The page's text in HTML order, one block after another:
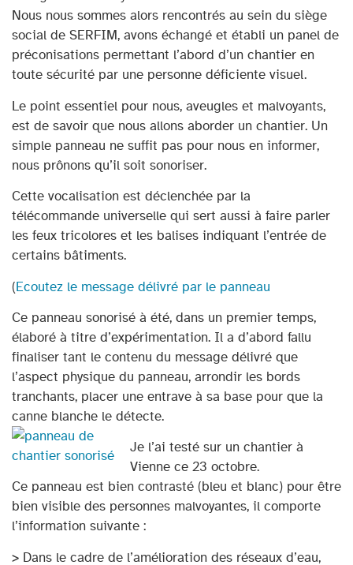
Nous nous sommes alors rencontrés au sein du siège
social de SERFIM, avons échangé et établi un panel de
préconisations permettant l’abord d’un chantier en
toute sécurité par une personne déficiente visuel.
Le point essentiel pour nous, aveugles et malvoyants,
est de savoir que nous allons aborder un chantier. Un
simple panneau ne suffit pas pour nous en informer,
nous prônons qu’il soit sonoriser.
Cette vocalisation est déclenchée par la
télécommande universelle qui sert aussi à faire parler
les feux tricolores et les balises indiquant l’entrée de
certains bâtiments.
(Ecoutez le message délivré par le panneau
Ce panneau sonorisé à été, dans un premier temps,
élaboré à titre d’expérimentation. Il a d’abord fallu
finaliser tant le contenu du message délivré que
l’aspect physique du panneau, arrondir les bords
tranchants, placer une entrave à sa base pour que la
canne blanche le détecte.
Je l’ai testé sur un chantier à
Vienne ce 23 octobre.
Ce panneau est bien contrasté (bleu et blanc) pour être
bien visible des personnes malvoyantes, il comporte
l’information suivante :
> Dans le cadre de l’amélioration des réseaux d’eau,